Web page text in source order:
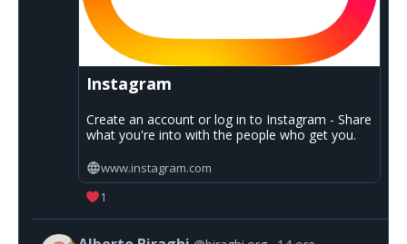
Instagram
Create an account or log in to Instagram - Share
what you're into with the people who get you.
www.instagram.com
1